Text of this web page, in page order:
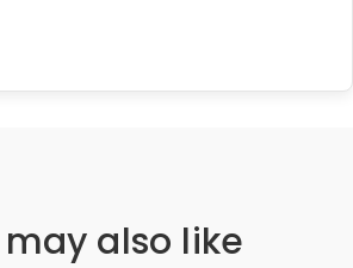
also like